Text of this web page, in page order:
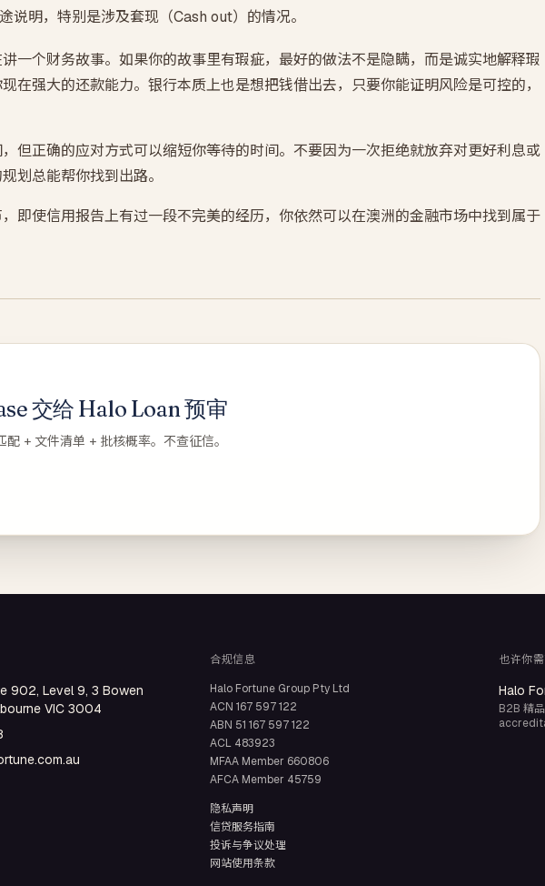
说明，特别是涉及套现（Cash out）的情况。
一个财务故事。如果你的故事里有瑕疵，最好的做法不是隐瞒，而是诚实地解释瑕
在强大的还款能力。银行本质上也是想把钱借出去，只要你能证明风险是可控的，
但正确的应对方式可以缩短你等待的时间。不要因为一次拒绝就放弃对更好利息或
划总能帮你找到出路。
即使信用报告上有过一段不完美的经历，你依然可以在澳洲的金融市场中找到属于
交给 Halo Loan 预审
+ 文件清单 + 批核概率。不查征信。
902, Level 9, 3 Bowen
VIC 3004
合规信息
Halo Fortune Group Pty Ltd
ACN 167 597 122
ABN 51 167 597 122
ACL 483923
MFAA Member 660806
AFCA Member 45759
隐私声明
信贷服务指南
投诉与争议处理
网站使用条款
也许你
Halo
B2B 精